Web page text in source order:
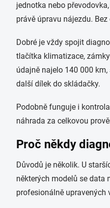
jednotka nebo
právě úpravu nájezdu.
Dobré je vždy spojit
tlačítka klimatizace,
údajně najelo 140 000
další dílek do skládačky.
Podobně funguje i
náhrada za celkovou
Proč někdy
Důvodů je několik. U
některých modelů se data
profesionálně upravených